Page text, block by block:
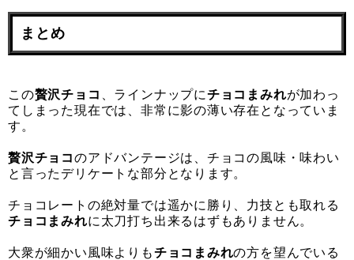
まとめ
この贅沢チョコ 、ラインナップにチョコまみれが加わっ
てしまった現在では、非常に影の薄い存在となっていま
す。
贅沢チョコのアドバンテージは、チョコの風味・味わい
と言ったデリケートな部分となります。
チョコレートの絶対量では遥かに勝り、力技とも取れる
チョコまみれに太刀打ち出来るはずもありません。
大衆が細かい風味よりもチョコまみれの方を望んでいる